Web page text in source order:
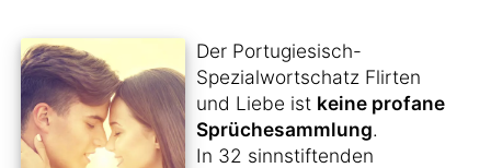
Der Portugiesisch-
Spezialwortschatz Flirten
und Liebe ist keine profane
Sprüchesammlung.
In 32 sinnstiftenden